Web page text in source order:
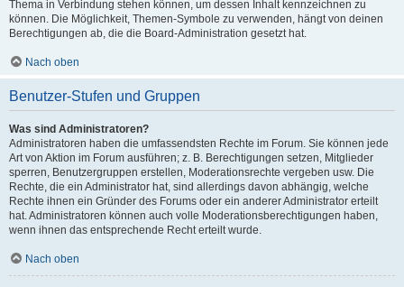
Thema in Verbindung stehen können, um dessen Inhalt kennzeichnen zu
können. Die Möglichkeit, Themen-Symbole zu verwenden, hängt von deinen
Berechtigungen ab, die die Board-Administration gesetzt hat.
Nach oben
Benutzer-Stufen und Gruppen
Was sind Administratoren?
Administratoren haben die umfassendsten Rechte im Forum. Sie können jede
Art von Aktion im Forum ausführen; z. B. Berechtigungen setzen, Mitglieder
sperren, Benutzergruppen erstellen, Moderationsrechte vergeben usw. Die
Rechte, die ein Administrator hat, sind allerdings davon abhängig, welche
Rechte ihnen ein Gründer des Forums oder ein anderer Administrator erteilt
hat. Administratoren können auch volle Moderationsberechtigungen haben,
wenn ihnen das entsprechende Recht erteilt wurde.
Nach oben